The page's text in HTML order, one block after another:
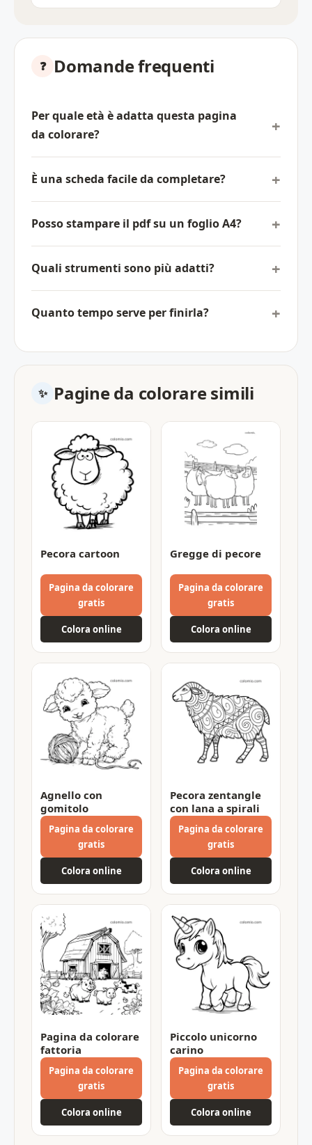
Domande frequenti
Per quale età è adatta questa pagina
da colorare?
È una scheda facile da completare?
Posso stampare il pdf su un foglio A4?
Quali strumenti sono più adatti?
Quanto tempo serve per finirla?
Pagine da colorare simili
Pecora cartoon
Pagina da colorare
gratis
Colora online
Gregge di pecore
Pagina da colorare
gratis
Colora online
Agnello con
gomitolo
Pagina da colorare
gratis
Colora online
Pecora zentangle
con lana a spirali
Pagina da colorare
gratis
Colora online
Pagina da colorare
fattoria
Pagina da colorare
gratis
Colora online
Piccolo unicorno
carino
Pagina da colorare
gratis
Colora online